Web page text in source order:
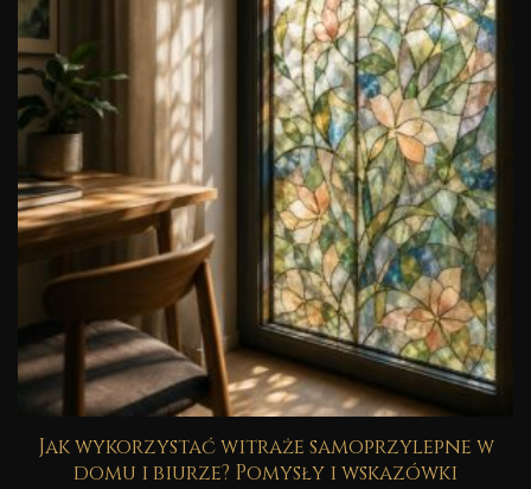
Jak wykorzystać witraże samoprzylepne w
domu i biurze? Pomysły i wskazówki